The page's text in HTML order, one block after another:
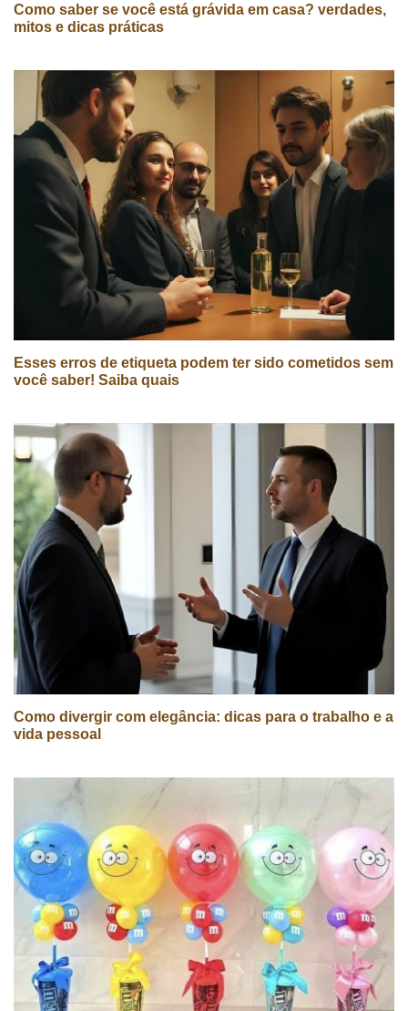
Como saber se você está grávida em casa? verdades,
mitos e dicas práticas
Esses erros de etiqueta podem ter sido cometidos sem
você saber! Saiba quais
Como divergir com elegância: dicas para o trabalho e a
vida pessoal